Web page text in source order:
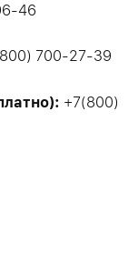
46
700-27-39
+7(800)